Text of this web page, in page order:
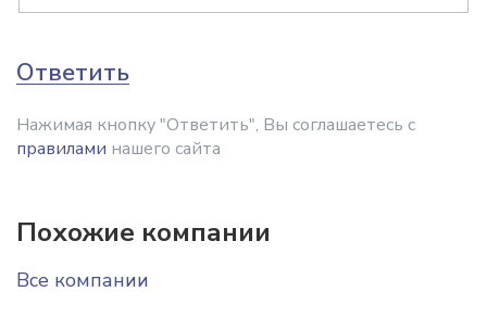
Ответить
Нажимая кнопку "Ответить", Вы соглашаетесь с
правилами нашего сайта
Похожие компании
Все компании